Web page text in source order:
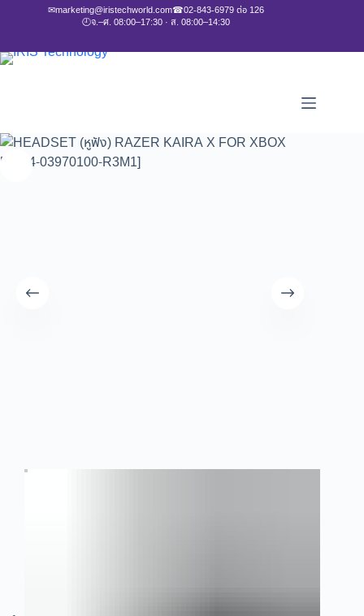
✉marketing@iristechworld.com☎02-843-6979 ต่อ 126
🕘จ.–ศ. 08:00–17:30 · ส. 08:00–14:30